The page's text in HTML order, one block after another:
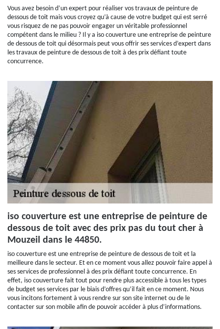
Vous avez besoin d’un expert pour réaliser vos travaux de peinture de
dessous de toit mais vous croyez qu’à cause de votre budget qui est serré
vous risquez de ne pas pouvoir engager un véritable professionnel
compétent dans le milieu ? Il y a iso couverture une entreprise de peinture
de dessous de toit qui désormais peut vous offrir ses services d’expert dans
les travaux de peinture de dessous de toit à des prix défiant toute
concurrence.
iso couverture est une entreprise de peinture de
dessous de toit avec des prix pas du tout cher à
Mouzeil dans le 44850.
iso couverture est une entreprise de peinture de dessous de toit et la
meilleure dans le secteur. Et en ce moment vous allez pouvoir faire appel à
ses services de professionnel à des prix défiant toute concurrence. En
effet, iso couverture fait tout pour rendre plus accessible à tous les types
de budget ses services par le biais d’offres qu’il fait en ce moment. Nous
vous incitons fortement à vous rendre sur son site internet ou de le
contacter sur son mobile afin de pouvoir accéder à plus d’informations.